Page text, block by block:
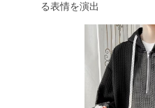
る表情を演出